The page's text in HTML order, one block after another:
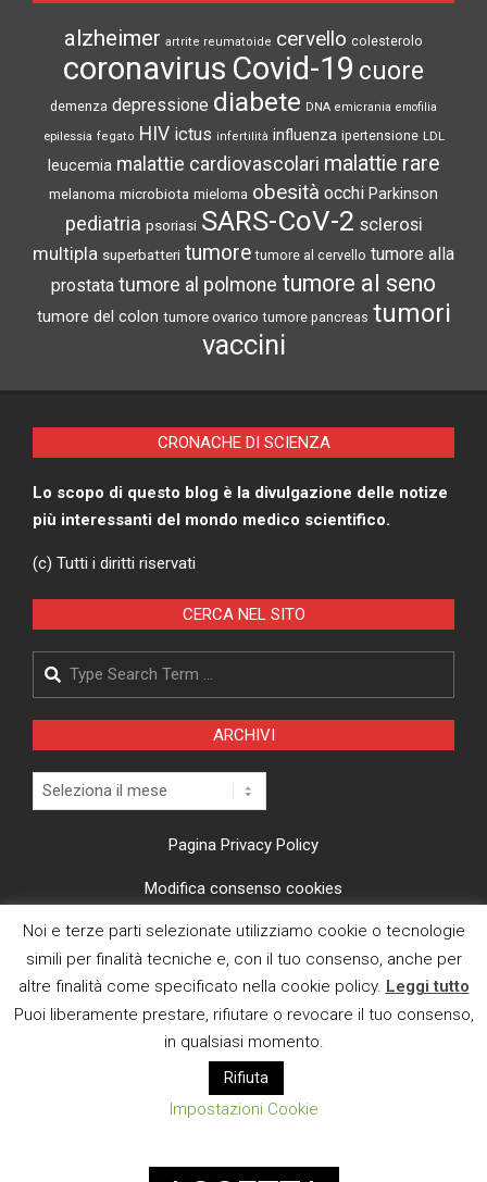
alzheimer artrite reumatoide cervello colesterolo
coronavirus Covid-19 cuore
demenza depressione diabete DNA emicrania emofilia
epilessia fegato HIV ictus infertilità influenza ipertensione LDL
leucemia malattie cardiovascolari malattie rare
melanoma microbiota mieloma obesità occhi Parkinson
pediatria psoriasi SARS-CoV-2 sclerosi
multipla superbatteri tumore tumore al cervello tumore alla
prostata tumore al polmone tumore al seno
tumore del colon tumore ovarico tumore pancreas tumori
vaccini
CRONACHE DI SCIENZA
Lo scopo di questo blog è la divulgazione delle notize
più interessanti del mondo medico scientifico.
(c) Tutti i diritti riservati
CERCA NEL SITO
Search
ARCHIVI
Archivi
Pagina Privacy Policy
Modifica consenso cookies
CI TROVI ANCHE SU
E MAIL
Designed usingMagazine News Byte. Powered by
Noi e terze parti selezionate utilizziamo cookie o tecnologie
simili per finalità tecniche e, con il tuo consenso, anche per
altre finalità come specificato nella cookie policy. Leggi tutto
Puoi liberamente prestare, rifiutare o revocare il tuo consenso,
in qualsiasi momento.
Rifiuta
Impostazioni Cookie